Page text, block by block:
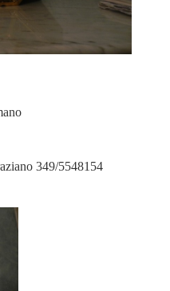
349/5548154